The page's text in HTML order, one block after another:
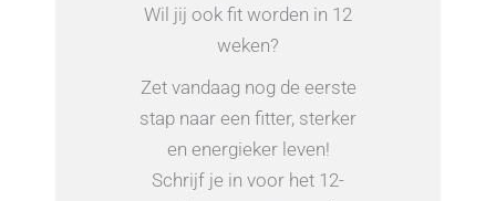
Wil jij ook fit worden in 12
weken?
Zet vandaag nog de eerste
stap naar een fitter, sterker
en energieker leven!
Schrijf je in voor het 12-